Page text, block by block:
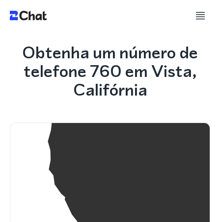
Obtenha um número de
telefone 760 em Vista,
Califórnia